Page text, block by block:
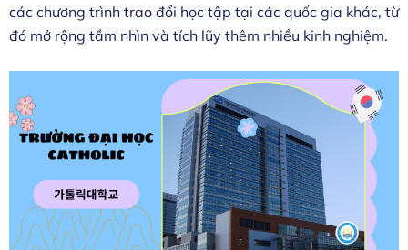
các chương trình trao đổi học tập tại các quốc gia khác, từ
đó mở rộng tầm nhìn và tích lũy thêm nhiều kinh nghiệm.